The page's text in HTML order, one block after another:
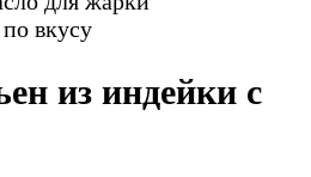
вкусу
из индейки с